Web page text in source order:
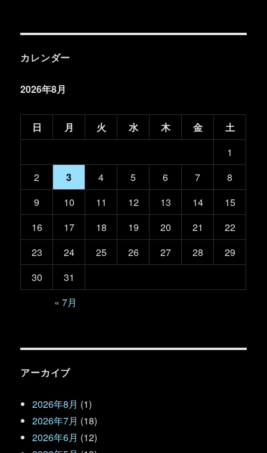
カレンダー
2026年8月
日 月 火 水 木 金
土
1
2
3 4 5 6 7
8
9
10 11 12 13 14
15
16
17 18 19 20 21
22
23
24 25 26 27 28
29
30
31
« 7月
アーカイブ
2026年8月 (1)
2026年7月 (18)
2026年6月 (12)